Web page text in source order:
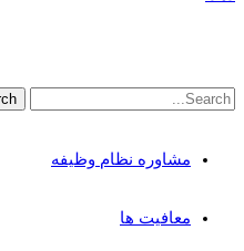
مشاوره نظام وظیفه
معافیت ها